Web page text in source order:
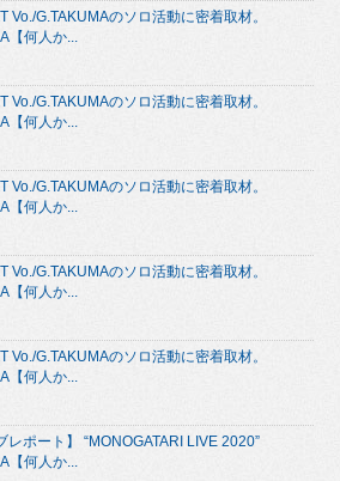
Vo./G.TAKUMAのソロ活動に密着取材。
【何人か...
Vo./G.TAKUMAのソロ活動に密着取材。
【何人か...
Vo./G.TAKUMAのソロ活動に密着取材。
【何人か...
Vo./G.TAKUMAのソロ活動に密着取材。
【何人か...
Vo./G.TAKUMAのソロ活動に密着取材。
【何人か...
レポート】 “MONOGATARI LIVE 2020”
【何人か...